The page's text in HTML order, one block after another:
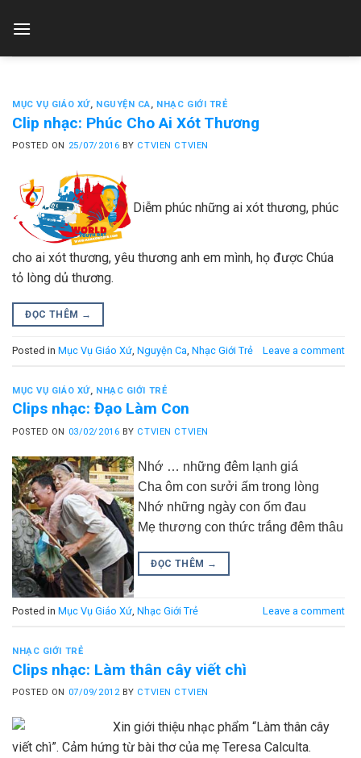
MỤC VỤ GIÁO XỨ, NGUYỆN CA, NHẠC GIỚI TRẺ
Clip nhạc: Phúc Cho Ai Xót Thương
POSTED ON 25/07/2016 BY CTVIEN CTVIEN
Diễm phúc những ai xót thương, phúc
cho ai xót thương, yêu thương anh em mình, họ được Chúa
tỏ lòng dủ thương.
ĐỌC THÊM →
Posted in Mục Vụ Giáo Xứ Nguyện Ca Nhạc Giới Trẻ Leave a comment
MỤC VỤ GIÁO XỨ, NHẠC GIỚI TRẺ
Clips nhạc: Đạo Làm Con
POSTED ON 03/02/2016 BY CTVIEN CTVIEN
Nhớ … những đêm lạnh giá
Cha ôm con sưởi ấm trong lòng
Nhớ những ngày con ốm đau
Mẹ thương con thức trắng đêm thâu
ĐỌC THÊM →
Posted in Mục Vụ Giáo Xứ, Nhạc Giới Trẻ Leave a comment
NHẠC GIỚI TRẺ
Clips nhạc: Làm thân cây viết chì
POSTED ON 07/09/2012BY CTVIEN CTVIEN
Xin giới thiệu nhạc phẩm “Làm thân cây
viết chì”. Cảm hứng từ bài thơ của mẹ Teresa Calculta.